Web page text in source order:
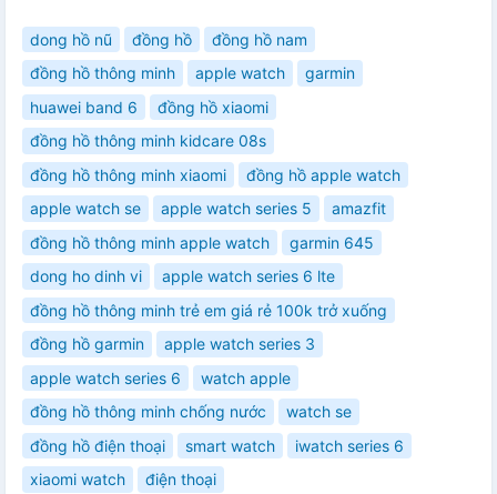
dong hồ nũ đồng hồ
đồng hồ nam
đồng hồ thông minh
apple watch
garmin
huawei band 6
đồng hồ xiaomi
đồng hồ thông minh kidcare 08s
đồng hồ thông minh xiaomi
đồng hồ apple watch
apple watch se
apple watch series 5
amazfit
đồng hồ thông minh apple watch
garmin 645
dong ho dinh vi
apple watch series 6 lte
đồng hồ thông minh trẻ em giá rẻ 100k trở xuống
đồng hồ garmin
apple watch series 3
apple watch series 6
watch apple
đồng hồ thông minh chống nước
watch se
đồng hồ điện thoại
smart watch
iwatch series 6
xiaomi watch
điện thoại